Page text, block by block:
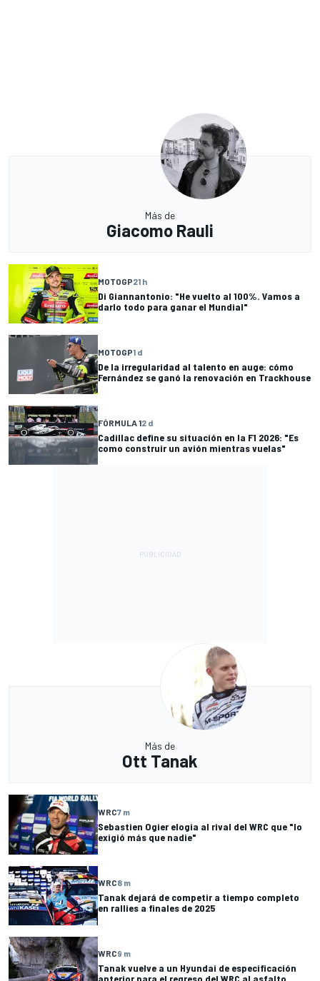
Más de
Giacomo Rauli
MOTOGP21 h
Di Giannantonio: "He vuelto al 100%. Vamos a
darlo todo para ganar el Mundial"
MOTOGP1 d
De la irregularidad al talento en auge: cómo
Fernández se ganó la renovación en Trackhouse
FÓRMULA 12 d
Cadillac define su situación en la F1 2026: "Es
como construir un avión mientras vuelas"
Más de
Ott Tanak
WRC7 m
Sebastien Ogier elogia al rival del WRC que "lo
exigió más que nadie"
WRC8 m
Tanak dejará de competir a tiempo completo
en rallies a finales de 2025
WRC9 m
Tanak vuelve a un Hyundai de especificación